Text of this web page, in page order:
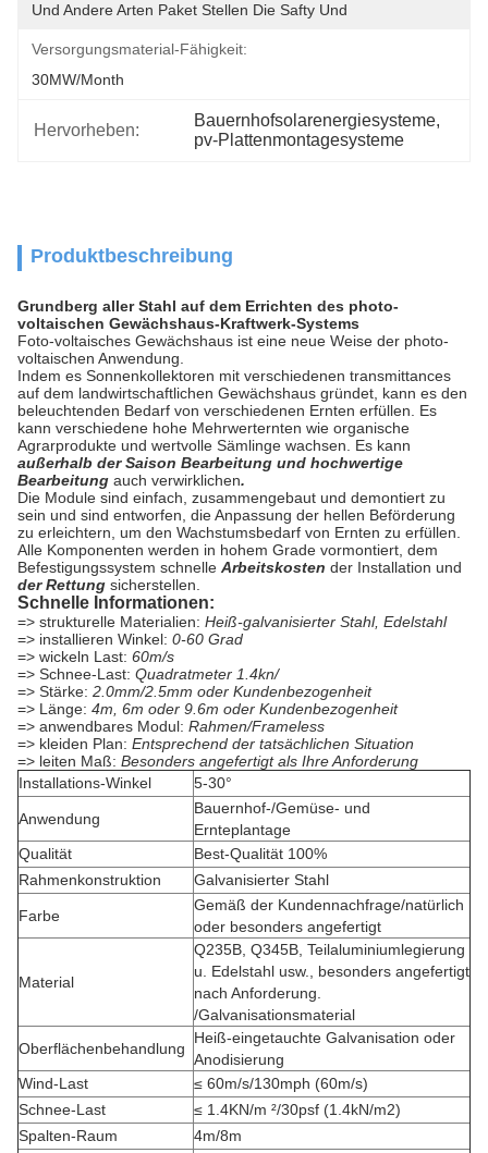
Und Andere Arten Paket Stellen Die Safty Und
Versorgungsmaterial-Fähigkeit:
30MW/month
Hervorheben:
Bauernhofsolarenergiesysteme,
pv-Plattenmontagesysteme
Produktbeschreibung
Grundberg aller Stahl auf dem Errichten des photo-
voltaischen Gewächshaus-Kraftwerk-Systems
Foto-voltaisches Gewächshaus ist eine neue Weise der photo-
voltaischen Anwendung.
Indem es Sonnenkollektoren mit verschiedenen transmittances
auf dem landwirtschaftlichen Gewächshaus gründet, kann es den
beleuchtenden Bedarf von verschiedenen Ernten erfüllen. Es
kann verschiedene hohe Mehrwerternten wie organische
Agrarprodukte und wertvolle Sämlinge wachsen. Es kann
außerhalb der Saison Bearbeitung und hochwertige
Bearbeitung auch verwirklichen.
Die Module sind einfach, zusammengebaut und demontiert zu
sein und sind entworfen, die Anpassung der hellen Beförderung
zu erleichtern, um den Wachstumsbedarf von Ernten zu erfüllen.
Alle Komponenten werden in hohem Grade vormontiert, dem
Befestigungssystem schnelle Arbeitskosten der Installation und
der Rettung sicherstellen.
Schnelle Informationen:
=> strukturelle Materialien: Heiß-galvanisierter Stahl, Edelstahl
=> installieren Winkel: 0-60 Grad
=> wickeln Last: 60m/s
=> Schnee-Last: Quadratmeter 1.4kn/
=> Stärke: 2.0mm/2.5mm oder Kundenbezogenheit
=> Länge: 4m, 6m oder 9.6m oder Kundenbezogenheit
=> anwendbares Modul: Rahmen/Frameless
=> kleiden Plan: Entsprechend der tatsächlichen Situation
=> leiten Maß: Besonders angefertigt als Ihre Anforderung
Installations-Winkel
5-30°
Anwendung
Bauernhof-/Gemüse- und
Ernteplantage
Qualität
Best-Qualität 100%
Rahmenkonstruktion
Galvanisierter Stahl
Farbe
Gemäß der Kundennachfrage/natürlich
oder besonders angefertigt
Material
Q235B, Q345B, Teilaluminiumlegierung
u. Edelstahl usw., besonders angefertigt
nach Anforderung.
/Galvanisationsmaterial
Oberflächenbehandlung
Heiß-eingetauchte Galvanisation oder
Anodisierung
Wind-Last
≤ 60m/s/130mph (60m/s)
Schnee-Last
≤ 1.4KN/m ²/30psf (1.4kN/m2)
Spalten-Raum
4m/8m